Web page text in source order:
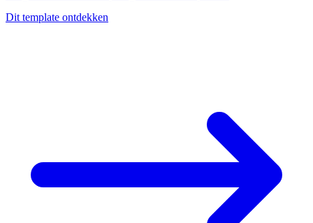
Dit template ontdekken